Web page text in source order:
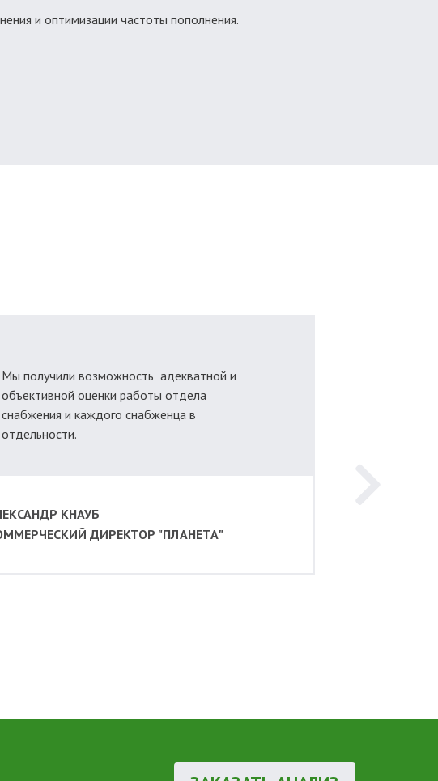
и оптимизации частоты пополнения.
Мы получили возможность адекватной и
объективной оценки работы отдела
снабжения и каждого снабженца в
отдельности.
КНАУБ
ДИРЕКТОР "ПЛАНЕТА"